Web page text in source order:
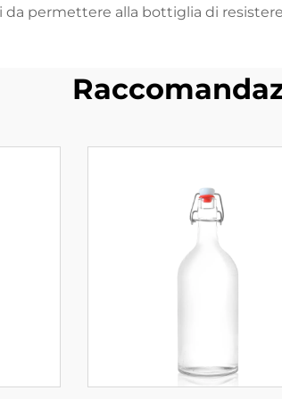
permettere alla bottiglia di